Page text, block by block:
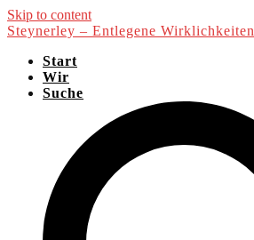
Skip to content
Steynerley – Entlegene Wirklichkeiten
Start
Wir
Suche